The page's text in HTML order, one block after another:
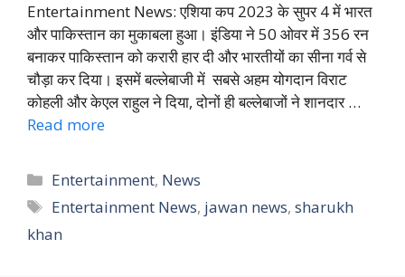
Entertainment News: एशिया कप 2023 के सुपर 4 में भारत
और पाकिस्तान का मुकाबला हुआ। इंडिया ने 50 ओवर में 356 रन
बनाकर पाकिस्तान को करारी हार दी और भारतीयों का सीना गर्व से
चौड़ा कर दिया। इसमें बल्लेबाजी में सबसे अहम योगदान विराट
कोहली और केएल राहुल ने दिया, दोनों ही बल्लेबाजों ने शानदार …
Read more
Categories
Entertainment, News
Tags
Entertainment News, jawan news,sharukh
khan